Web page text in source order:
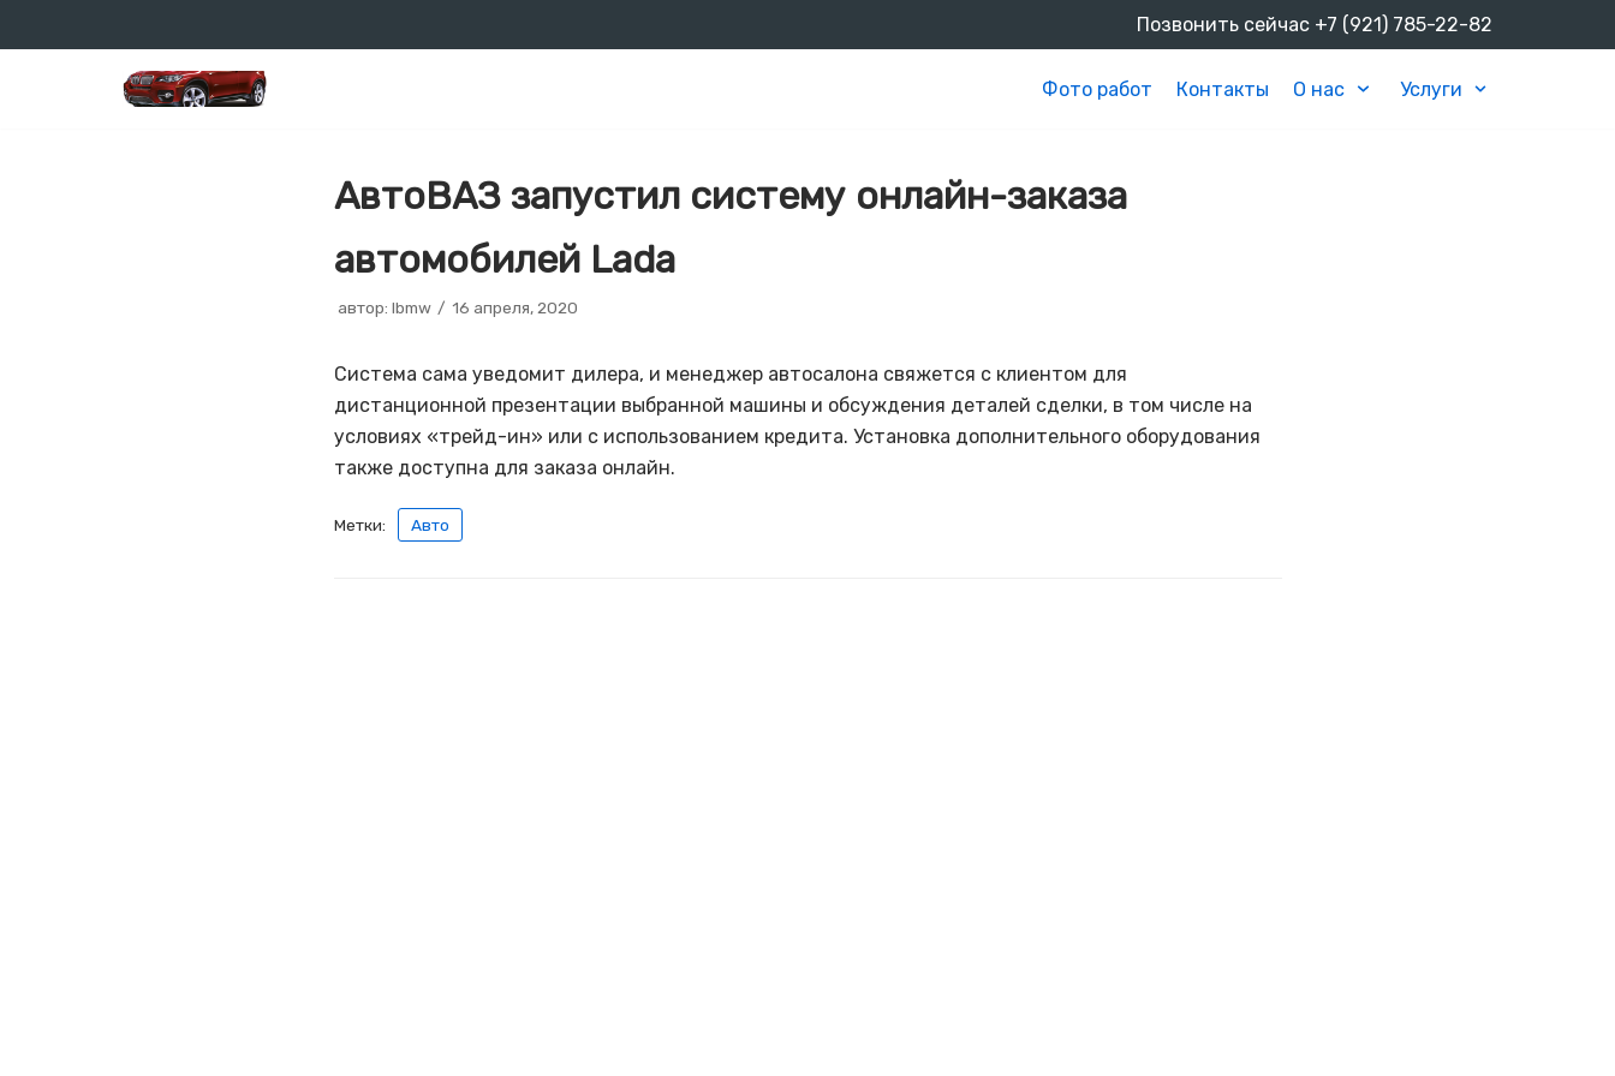
Позвонить сейчас +7 (921) 785-22-82
Фото работ Контакты О нас Услуги
АвтоВАЗ запустил систему онлайн-заказа
автомобилей Lada
автор: lbmw 16 апреля, 2020
Система сама уведомит дилера, и менеджер автосалона свяжется с клиентом для
дистанционной презентации выбранной машины и обсуждения деталей сделки, в том числе на
условиях «трейд-ин» или с использованием кредита. Установка дополнительного оборудования
также доступна для заказа онлайн.
Метки: Авто